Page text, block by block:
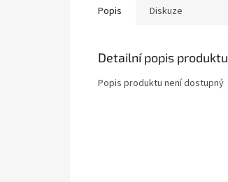
Popis Diskuze
Detailní popis produktu
Popis produktu není dostupný